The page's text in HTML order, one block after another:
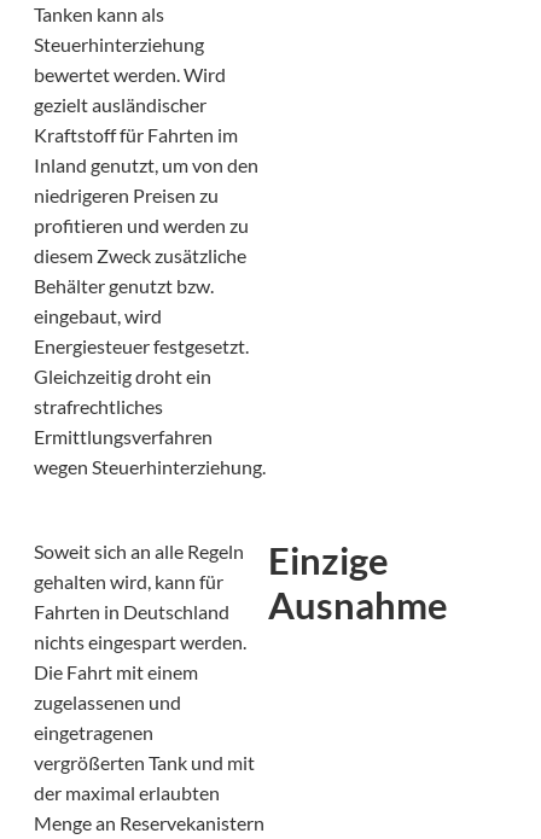
Tanken kann als
Steuerhinterziehung
bewertet werden. Wird
gezielt ausländischer
Kraftstoff für Fahrten im
Inland genutzt, um von den
niedrigeren Preisen zu
profitieren und werden zu
diesem Zweck zusätzliche
Behälter genutzt bzw.
eingebaut, wird
Energiesteuer festgesetzt.
Gleichzeitig droht ein
strafrechtliches
Ermittlungsverfahren
wegen Steuerhinterziehung.
Soweit sich an alle Regeln
gehalten wird, kann für
Fahrten in Deutschland
nichts eingespart werden.
Die Fahrt mit einem
zugelassenen und
eingetragenen
vergrößerten Tank und mit
der maximal erlaubten
Menge an Reservekanistern
Einzige
Ausnahme